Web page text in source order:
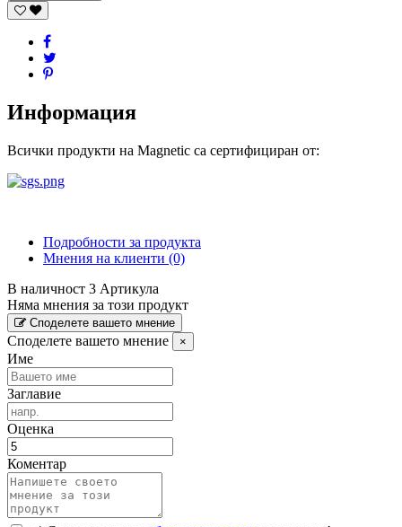
Информация
Всички продукти на Magnetic са сертифициран от:
Подробности за продукта
Мнения на клиенти (0)
В наличност 3 Артикула
Няма мнения за този продукт
Споделете вашето мнение
Споделете вашето мнение ×
Име
Заглавие
Оценка
Коментар